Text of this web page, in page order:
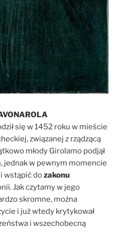
się w 1452 roku w mieście
związanej z rządzącą
młody Girolamo podjął
jednak w pewnym momencie
wstąpić dozakonu
Jak czytamy w jego
skromne, można
i już wtedy krytykował
i wszechobecną